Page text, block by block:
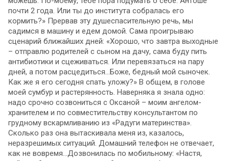
почти 2 года. Или ты до института собралась его
кормить?» Прервав эту душеспасительную речь, мы
садимся в машину и едем домой. Сама проигрываю
сценарий ближайших дней: «Хорошо, что завтра выходные
– отправлю родителей с сыном на дачу, сама буду пить
антибиотики и сцеживаться. Или перевязаться на пару
дней, а потом расцедиться…Боже, бедный мой сыночек.
Как же я его сегодня спать уложу?» В общем, в голове
моей сумбур и растерянность. Наверняка я знала одно:
надо срочно созвониться с Оксаной – моим ангелом-
хранителем и по совместительству консультантом по
грудному вскармливанию из «Радуги материнства».
Сколько раз она вытаскивала меня из, казалось,
неразрешимых ситуаций. Домашний телефон не отвечает,
как не вовремя…Дозвонилась по мобильному: «Настя,